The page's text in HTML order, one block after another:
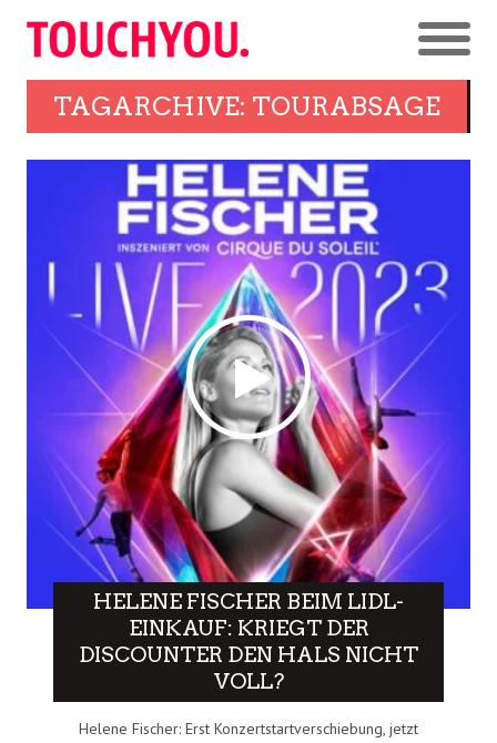
TAGARCHIVE: TOURABSAGE
HELENE FISCHER BEIM LIDL-
EINKAUF: KRIEGT DER
DISCOUNTER DEN HALS NICHT
VOLL?
Helene Fischer: Erst Konzertstartverschiebung, jetzt